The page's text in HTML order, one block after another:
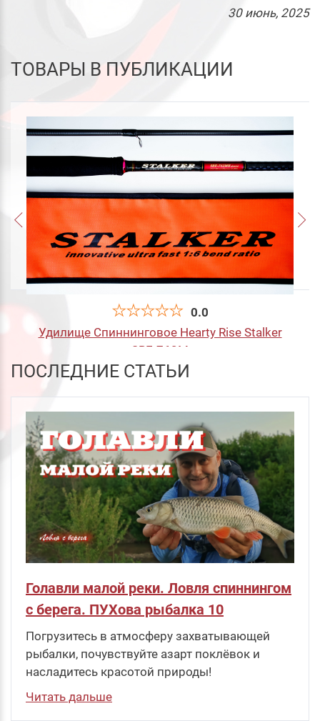
30 июнь, 2025
ТОВАРЫ В ПУБЛИКАЦИИ
0.0
Удилище Спиннинговое Hearty Rise Stalker
SRE-762M
10 200 руб.
в корзину
ПОСЛЕДНИЕ СТАТЬИ
Голавли малой реки. Ловля спиннингом
с берега. ПУХова рыбалка 10
Погрузитесь в атмосферу захватывающей
рыбалки, почувствуйте азарт поклёвок и
насладитесь красотой природы!
Читать дальше